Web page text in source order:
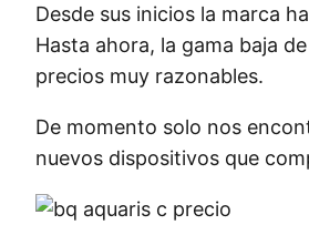
Desde sus inicios la marca
Hasta ahora, la gama baja
precios muy razonables.
De momento solo nos
nuevos dispositivos que